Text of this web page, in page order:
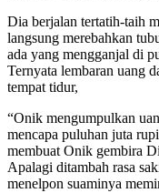
Dia berjalan tertatih-taih
langsung merebahkan
ada yang mengganjal di
Ternyata lembaran uang
tempat tidur,
“Onik mengumpulkan
mencapa puluhan juta
membuat Onik gembira
Apalagi ditambah rasa
menelpon suaminya